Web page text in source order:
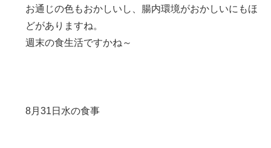
お通じの色もおかしいし、腸内環境がおかしいにもほ
どがありますね。
週末の食生活ですかね～
8月31日水の食事